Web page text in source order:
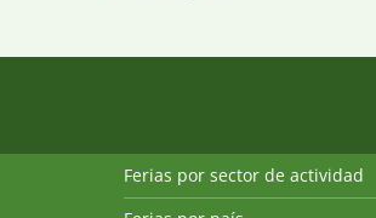
Ferias por sector de actividad